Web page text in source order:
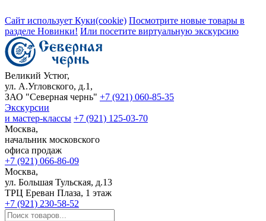
Сайт использует Куки(cookie) Посмотрите новые товары в
разделе Новинки! Или посетите виртуальную экскурсию
Великий Устюг,
ул. А.Угловского, д.1,
ЗАО "Северная чернь" +7 (921) 060-85-35
Экскурсии
и мастер-классы +7 (921) 125-03-70
Москва,
начальник московского
офиса продаж
+7 (921) 066-86-09
Москва,
ул. Большая Тульская, д.13
ТРЦ Ереван Плаза, 1 этаж
+7 (921) 230-58-52